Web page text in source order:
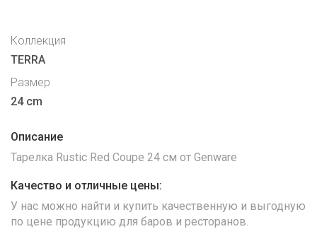
Коллекция
TERRA
Размер
24 cm
Описание
Тарелка Rustic Red Coupe 24 см от Genware
Качество и отличные цены:
У нас можно найти и купить качественную и выгодную
по цене продукцию для баров и ресторанов.